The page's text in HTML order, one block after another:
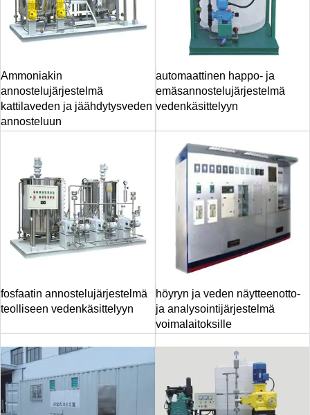
Ammoniakin
annostelujärjestelmä
kattilaveden ja jäähdytysveden
annosteluun
automaattinen happo- ja
emäsannostelujärjestelmä
vedenkäsittelyyn
fosfaatin annostelujärjestelmä
teolliseen vedenkäsittelyyn
höyryn ja veden näytteenotto-
ja analysointijärjestelmä
voimalaitoksille